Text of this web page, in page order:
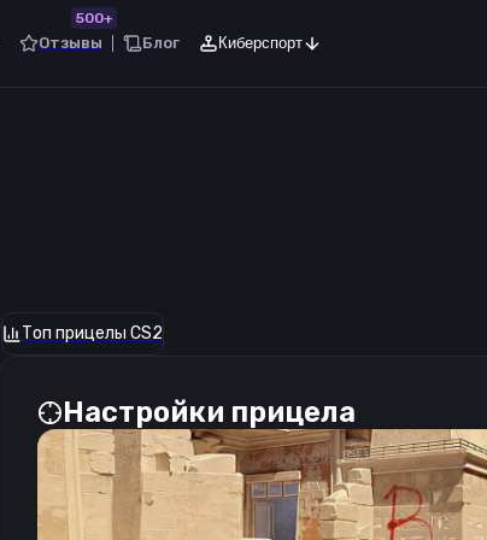
Отзывы
500+
Блог Киберспорт
Топ прицелы CS2
Настройки прицела